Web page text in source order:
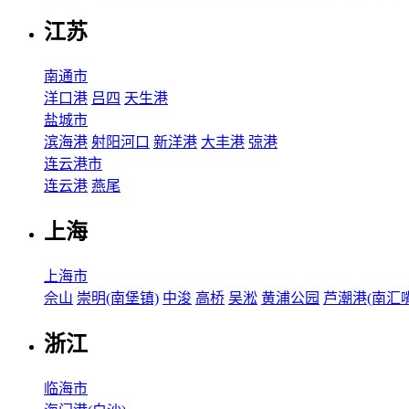
江苏
南通市
洋口港 吕四 天生港
盐城市
滨海港 射阳河口 新洋港 大丰港 弶港
连云港市
连云港 燕尾
上海
上海市
佘山 崇明(南堡镇) 中浚 高桥 吴淞 黄浦公园 芦潮港(南汇
浙江
临海市